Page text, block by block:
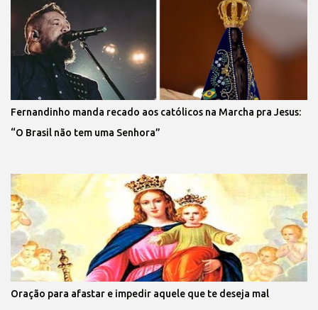
Fernandinho manda recado aos católicos na Marcha pra Jesus:
“O Brasil não tem uma Senhora”
Oração para afastar e impedir aquele que te deseja mal